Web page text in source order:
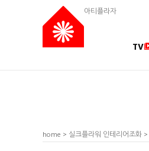
아티플라자
TV
home > 실크플라워 인테리어조화 >